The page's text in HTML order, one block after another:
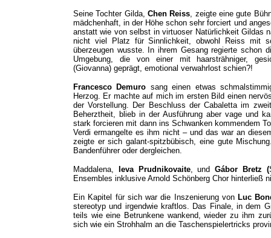
Seine Tochter Gilda,Chen Reiss, zeigte eine gute
mädchenhaft, in der Höhe schon sehr forciert und
anstatt wie von selbst in virtuoser Natürlichkeit Gildas
nicht viel Platz für Sinnlichkeit, obwohl Reiss mit
überzeugen wusste. In ihrem Gesang regierte schon
Umgebung, die von einer mit haarsträhniger,
(Giovanna) geprägt, emotional verwahrlost schien?!
Francesco Demuro sang einen etwas
Herzog. Er machte auf mich im ersten Bild einen
der Vorstellung. Der Beschluss der Cabaletta im
Beherztheit, blieb in der Ausführung aber vage und
stark forcieren mit dann ins Schwanken kommendem
Verdi ermangelte es ihm nicht – und das war an
zeigte er sich galant-spitzbübisch, eine gute
Bandenführer oder dergleichen.
Maddalena, Ieva Prudnikovaite, undGábor Bretz (
Ensembles inklusive Arnold Schönberg Chor hinterließ
Ein Kapitel für sich war die Inszenierung von Luc
stereotyp und irgendwie kraftlos. Das Finale, in dem
teils wie eine Betrunkene wankend, wieder zu ihm
sich wie ein Strohhalm an die Taschenspielertricks